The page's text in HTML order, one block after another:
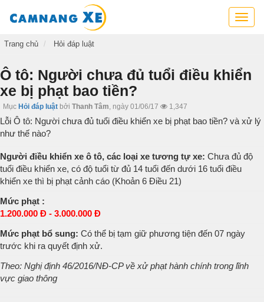
Cẩm
cứu
thông
kỹ
xe
Trang chủ Hỏi đáp luật
Ô tô: Người chưa đủ tuổi điều khiển
xe bị phạt bao tiền?
Mục Hỏi đáp luật bởi Thanh Tâm, ngày 01/06/17 1,347
Lỗi Ô tô: Người chưa đủ tuổi điều khiển xe bị phạt bao tiền? và xử lý
như thế nào?
Người điều khiển xe ô tô, các loại xe tương tự xe: Chưa đủ độ
tuổi điều khiển xe, có độ tuổi từ đủ 14 tuổi đến dưới 16 tuổi điều
khiển xe thì bị phạt cảnh cáo (Khoản 6 Điều 21)
Mức phạt :
1.200.000 Đ - 3.000.000 Đ
Mức phạt bổ sung: Có thể bị tạm giữ phương tiện đến 07 ngày
trước khi ra quyết định xử.
Theo: Nghị định 46/2016/NĐ-CP về xử phạt hành chính trong lĩnh
vực giao thông